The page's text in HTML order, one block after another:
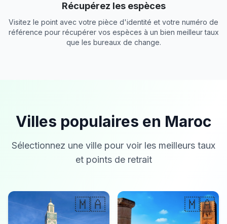
Récupérez les espèces
Visitez le point avec votre pièce d'identité et votre numéro de
référence pour récupérer vos espèces à un bien meilleur taux
que les bureaux de change.
Villes populaires en Maroc
Sélectionnez une ville pour voir les meilleurs taux
et points de retrait
🇲🇦 🇲🇦